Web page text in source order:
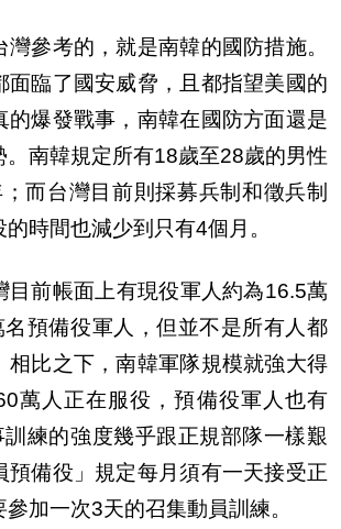
灣參考的，就是南韓的國防措施。
面臨了國安威脅，且都指望美國的
的爆發戰事，南韓在國防方面還是
。南韓規定所有18歲至28歲的男性
而台灣目前則採募兵制和徵兵制
時間也減少到只有4個月。
目前帳面上有現役軍人約為16.5萬
名預備役軍人，但並不是所有人都
相比之下，南韓軍隊規模就強大得
萬人正在服役，預備役軍人也有
練的強度幾乎跟正規部隊一樣艱
預備役」規定每月須有一天接受正
加一次3天的召集動員訓練。